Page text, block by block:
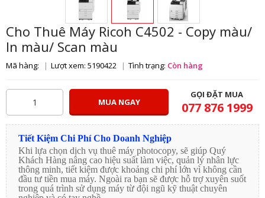
Cho Thuê Máy Ricoh C4502 - Copy màu/
In màu/ Scan màu
Mã hàng: Lượt xem: 5190422 Tình trạng: Còn hàng
MUA NGAY
GỌI ĐẶT MUA
077 876 1999
Tiết Kiệm Chi Phí Cho Doanh Nghiệp
Khi lựa chọn dịch vụ thuê máy photocopy, sẽ giúp Quý
Khách Hàng nâng cao hiệu suất làm việc, quản lý nhân lực
thông minh, tiết kiệm được khoảng chi phí lớn vì không cần
đầu tư tiền mua máy. Ngoài ra bạn sẽ được hỗ trợ xuyên suốt
trong quá trình sử dụng máy từ đội ngũ kỹ thuật chuyên